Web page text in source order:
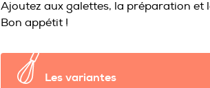
Ajoutez aux galettes, la préparation et
Bon appétit !
Les variantes